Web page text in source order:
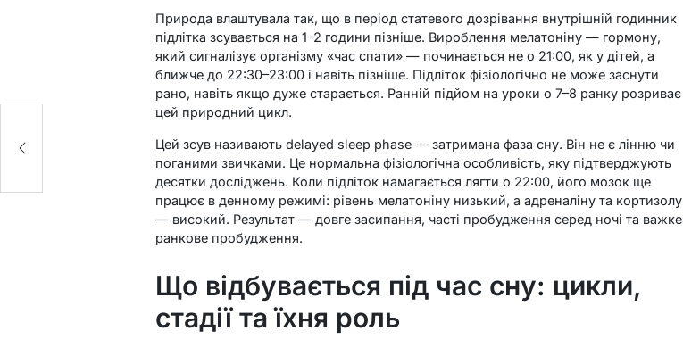
Природа влаштувала так, що в період статевого дозрівання внутрішній годинник
підлітка зсувається на 1–2 години пізніше. Вироблення мелатоніну — гормону,
який сигналізує організму «час спати» — починається не о 21:00, як у дітей, а
ближче до 22:30–23:00 і навіть пізніше. Підліток фізіологічно не може заснути
рано, навіть якщо дуже старається. Ранній підйом на уроки о 7–8 ранку розриває
цей природний цикл.
Цей зсув називають delayed sleep phase — затримана фаза сну. Він не є лінню чи
поганими звичками. Це нормальна фізіологічна особливість, яку підтверджують
десятки досліджень. Коли підліток намагається лягти о 22:00, його мозок ще
працює в денному режимі: рівень мелатоніну низький, а адреналіну та кортизолу
— високий. Результат — довге засипання, часті пробудження серед ночі та важке
ранкове пробудження.
Що відбувається під час сну: цикли,
стадії та їхня роль